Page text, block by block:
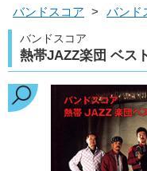
バンドスコア > バンド
バンドスコア
熱帯JAZZ楽団 ベス